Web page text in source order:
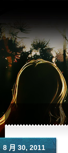
8 月 30, 2011